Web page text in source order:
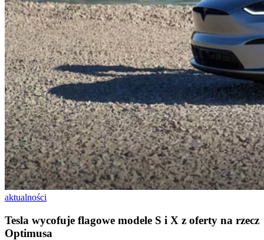
aktualności
Tesla wycofuje flagowe modele S i X z oferty na rzecz
Optimusa